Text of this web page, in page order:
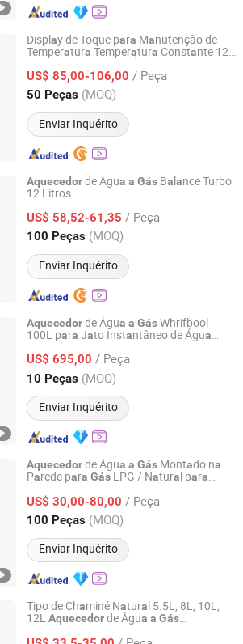
Display de Toque para Manutenção de
Temperatura Temperatura Constante 12
US$ 85,00-106,00 / Peça
50 Peças (MOQ)
Enviar Inquérito
Electrical Appliances Co., Ltd.
Desde 2020
Aquecedorde Água a Gás Balance Turbo
12 Litros
US$ 58,52-61,35 / Peça
100 Peças (MOQ)
Enviar Inquérito
Appliances Co., Ltd.
Desde 2020
Aquecedorde Água a GásWhrifbool
100L para Jato Instantâneo de Água
US$ 695,00 / Peça
10 Peças (MOQ)
Enviar Inquérito
Technology Co., Ltd.
Desde 2025
Aquecedorde Água a Gás Montado na
Parede para Gás LPG / Natural para
US$ 30,00-80,00 / Peça
100 Peças (MOQ)
Enviar Inquérito
Co., Ltd.
Desde 2025
Tipo de Chaminé Natura l 5.5L, 8L, 10L,
12L Aquecedorde Água a Gás
Electrical Appliances Co., Ltd.